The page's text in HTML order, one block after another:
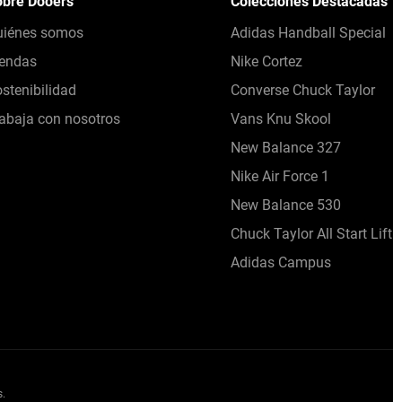
somos
con nosotros
Adidas Handball Special
Nike Cortez
Converse Chuck Taylor
Vans Knu Skool
New Balance 327
Nike Air Force 1
New Balance 530
Chuck Taylor All Start Lift
Adidas Campus